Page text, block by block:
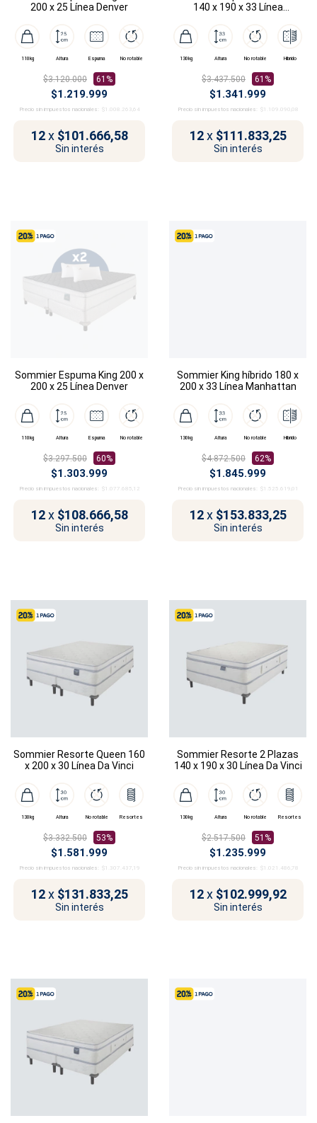
200 x 25 Línea Denver
110kg Altura Espuma No rotable
$3.120.000 61%
$1.219.999
Precio sin impuestos nacionales: $1.008.263,64
12 x $101.666,58
Sin interés
140 x 190 x 33 Línea
130kg Altura No rotable Híbrido
$3.437.500 61%
$1.341.999
Precio sin impuestos nacionales: $1.109.090,08
12 x $111.833,25
Sin interés
Sommier Espuma King 200 x
200 x 25 Línea Denver
110kg Altura Espuma No rotable
$3.297.500 60%
$1.303.999
Precio sin impuestos nacionales: $1.077.685,12
12 x $108.666,58
Sin interés
Sommier King híbrido 180 x
200 x 33 Línea Manhattan
130kg Altura No rotable Híbrido
$4.872.500 62%
$1.845.999
Precio sin impuestos nacionales: $1.525.619,01
12 x $153.833,25
Sin interés
Sommier Resorte Queen 160
x 200 x 30 Línea Da Vinci
130kg Altura No rotable Resortes
$3.332.500 53%
$1.581.999
Precio sin impuestos nacionales: $1.307.437,19
12 x $131.833,25
Sin interés
Sommier Resorte 2 Plazas
140 x 190 x 30 Línea Da Vinci
130kg Altura No rotable Resortes
$2.517.500 51%
$1.235.999
Precio sin impuestos nacionales: $1.021.486,78
12 x $102.999,92
Sin interés